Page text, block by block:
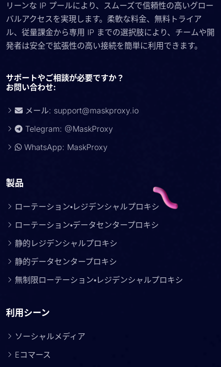
リーンな IP プールにより、スムーズで信頼性の高いグロー
バルアクセスを実現します。柔軟な料金、無料トライア
ル、従量課金から専用 IP までの選択肢により、チームや開
発者は安全で拡張性の高い接続を簡単に利用できます。
サポートやご相談が必要ですか？
お問い合わせ:
メール: support@maskproxy.io
Telegram: @MaskProxy
WhatsApp: MaskProxy
製品
ローテーション・レジデンシャルプロキシ
ローテーション・データセンタープロキシ
静的レジデンシャルプロキシ
静的データセンタープロキシ
無制限ローテーション・レジデンシャルプロキシ
利用シーン
ソーシャルメディア
Eコマース